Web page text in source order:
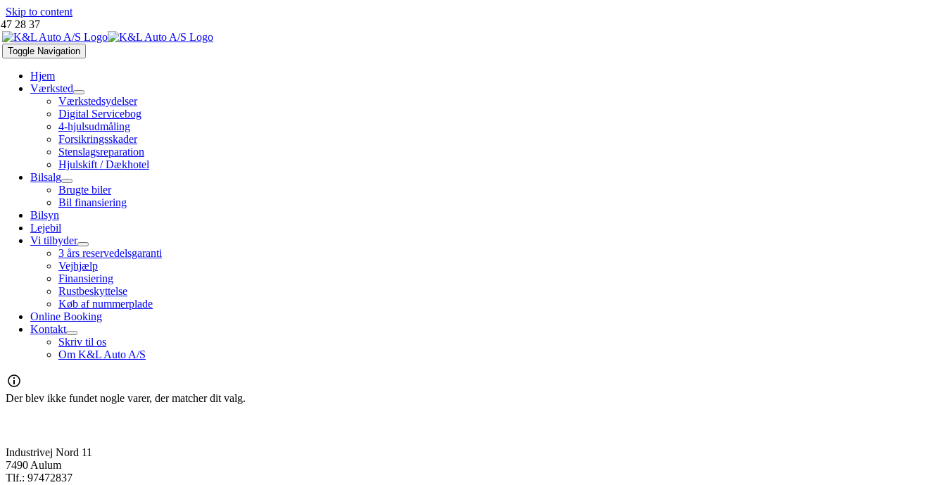
Skip to content
28 37
Toggle Navigation
Hjem
Værksted
Værkstedsydelser
Digital Servicebog
4-hjulsudmåling
Forsikringsskader
Stenslagsreparation
Hjulskift / Dækhotel
Bilsalg
Brugte biler
Bil finansiering
Bilsyn
Lejebil
Vi tilbyder
3 års reservedelsgaranti
Vejhjælp
Finansiering
Rustbeskyttelse
Køb af nummerplade
Online Booking
Kontakt
Skriv til os
Om K&L Auto A/S
Der blev ikke fundet nogle varer, der matcher dit valg.
Industrivej Nord 11
7490 Aulum
Tlf.: 97472837